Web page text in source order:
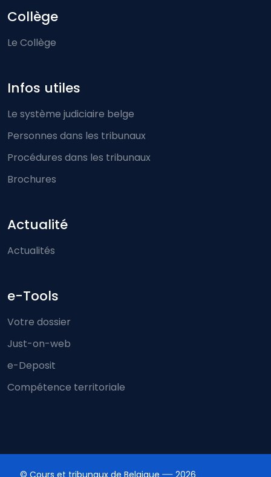
Collège
Le Collège
Infos utiles
Le système judiciaire belge
Personnes dans les tribunaux
Procédures dans les tribunaux
Brochures
Actualité
Actualités
e-Tools
Votre dossier
Just-on-web
e-Deposit
Compétence territoriale